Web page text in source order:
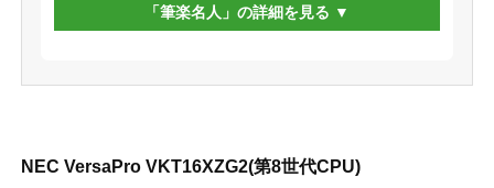
「筆楽名人」の詳細を見る
NEC VersaPro VKT16XZG2(第8世代CPU)